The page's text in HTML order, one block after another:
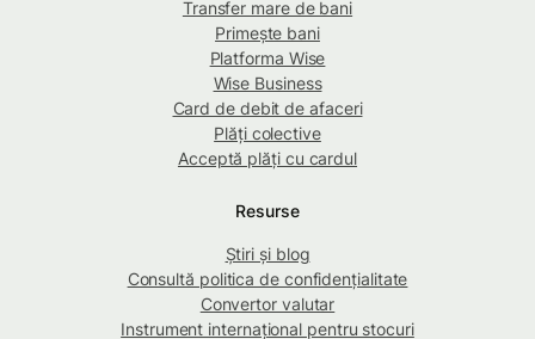
Transfer mare de bani
Primește bani
Platforma Wise
Wise Business
Card de debit de afaceri
Plăți colective
Acceptă plăți cu cardul
Resurse
Știri și blog
Consultă politica de confidențialitate
Convertor valutar
Instrument internațional pentru stocuri